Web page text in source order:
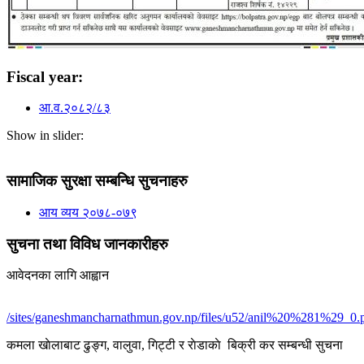
Fiscal year:
आ.व.२०८२/८३
Show in slider:
सामाजिक सुरक्षा सम्बन्धि सुचनाहरु
आय व्यय २०७८-०७९
सुचना तथा विविध जानकारीहरु
आवेदनका लागि आह्वान
/sites/ganeshmancharnathmun.gov.np/files/u52/
कमला खाेलाबाट ढु‌ङ्ग, वालुवा, गिट्टी र राेडाकाे बिक्री कर सम्बन्धी सुचना